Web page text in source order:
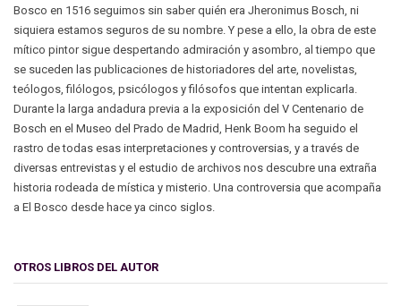
Bosco en 1516 seguimos sin saber quién era Jheronimus Bosch, ni
siquiera estamos seguros de su nombre. Y pese a ello, la obra de este
mítico pintor sigue despertando admiración y asombro, al tiempo que
se suceden las publicaciones de historiadores del arte, novelistas,
teólogos, filólogos, psicólogos y filósofos que intentan explicarla.
Durante la larga andadura previa a la exposición del V Centenario de
Bosch en el Museo del Prado de Madrid, Henk Boom ha seguido el
rastro de todas esas interpretaciones y controversias, y a través de
diversas entrevistas y el estudio de archivos nos descubre una extraña
historia rodeada de mística y misterio. Una controversia que acompaña
a El Bosco desde hace ya cinco siglos.
OTROS LIBROS DEL AUTOR